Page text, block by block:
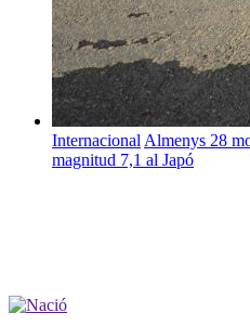
Internacional Almenys 28
magnitud 7,1 al Japó